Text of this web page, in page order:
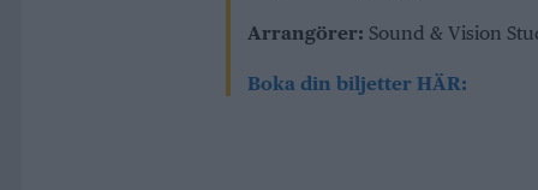
Arrangörer: Sound & Vision
Boka din biljetter HÄR: